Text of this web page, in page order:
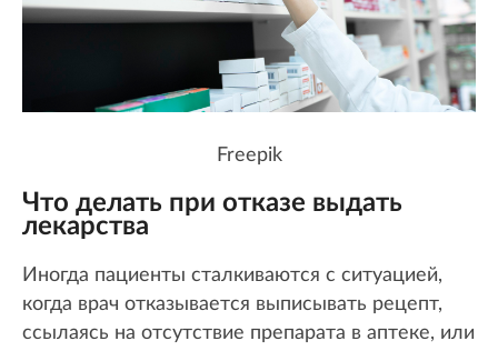
Freepik
Что делать при отказе выдать
лекарства
Иногда пациенты сталкиваются с ситуацией,
когда врач отказывается выписывать рецепт,
ссылаясь на отсутствие препарата в аптеке, или